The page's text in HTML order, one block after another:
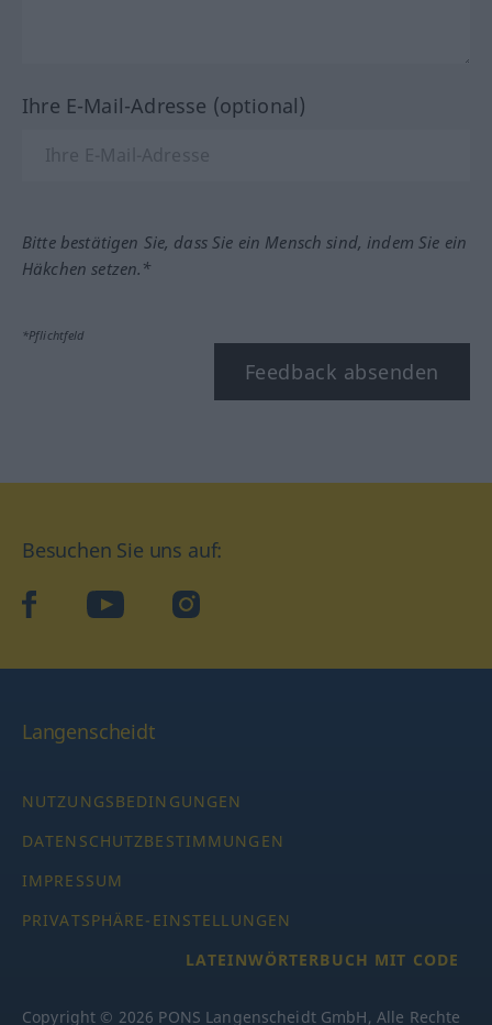
Ihre E-Mail-Adresse (optional)
Bitte bestätigen Sie, dass Sie ein Mensch sind, indem Sie ein
Häkchen setzen.*
*Pflichtfeld
Feedback absenden
Besuchen Sie uns auf:
facebookYouTube Instagram
Langenscheidt
NUTZUNGSBEDINGUNGEN
DATENSCHUTZBESTIMMUNGEN
IMPRESSUM
PRIVATSPHÄRE-EINSTELLUNGEN
LATEINWÖRTERBUCH MIT CODE
Copyright © 2026 PONS Langenscheidt GmbH, Alle Rechte